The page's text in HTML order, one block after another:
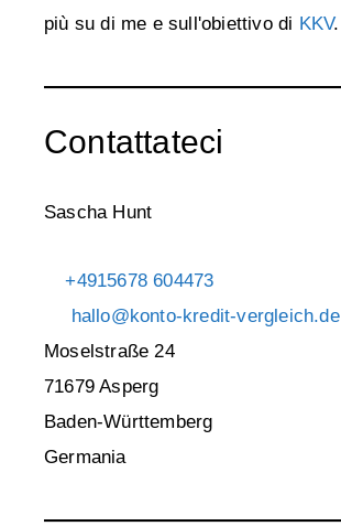
più su di me e sull'obiettivo di KKV.
Contattateci
Sascha Hunt
+4915678 604473
hallo@konto-kredit-vergleich.de
Moselstraße 24
71679 Asperg
Baden-Württemberg
Germania